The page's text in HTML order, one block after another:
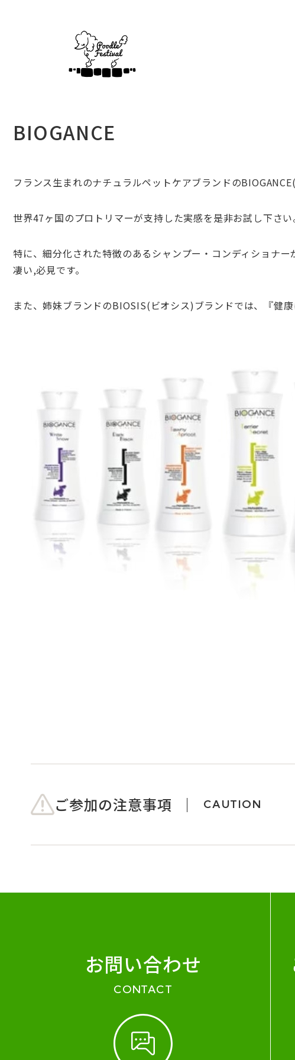
BIOGANCE
フランス生まれのナチュラルペットケアブランドの
世界47ヶ国のプロトリマーが支持した実感を是非お試し下さい
特に、細分化された特徴のあるシャンプー・コンディショナ
凄い,必見です。
また、姉妹ブランドのBIOSIS(ビオシス)ブランドでは、『健
ご参加の注意事項 CAUTION
お問い合わせ
CONTACT